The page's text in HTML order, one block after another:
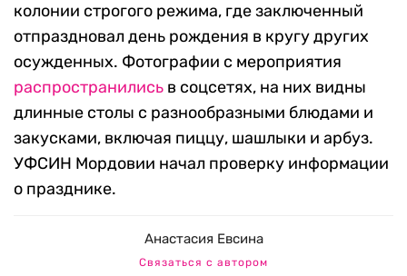
колонии строгого режима, где заключенный
отпраздновал день рождения в кругу других
осужденных. Фотографии с мероприятия
распространились в соцсетях, на них видны
длинные столы с разнообразными блюдами и
закусками, включая пиццу, шашлыки и арбуз.
УФСИН Мордовии начал проверку информации
о празднике.
Анастасия Евсина
Связаться с автором